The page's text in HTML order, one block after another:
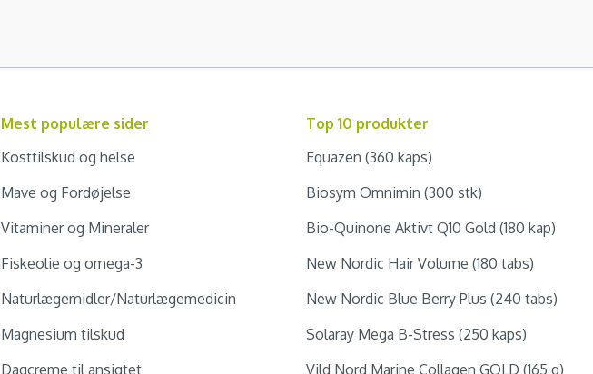
Mest populære sider
Kosttilskud og helse
Mave og Fordøjelse
Vitaminer og Mineraler
Fiskeolie og omega-3
Naturlægemidler/Naturlægemedicin
Magnesium tilskud
Dagcreme til ansigtet
Top 10 produkter
Equazen (360 kaps)
Biosym Omnimin (300 stk)
Bio-Quinone Aktivt Q10 Gold (180 kap)
New Nordic Hair Volume (180 tabs)
New Nordic Blue Berry Plus (240 tabs)
Solaray Mega B-Stress (250 kaps)
Vild Nord Marine Collagen GOLD (165 g)